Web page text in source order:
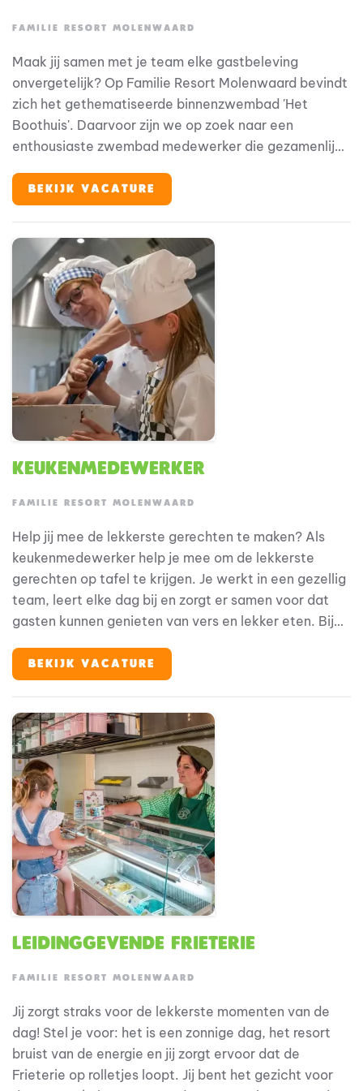
FAMILIE RESORT MOLENWAARD
Maak jij samen met je team elke gastbeleving
onvergetelijk? Op Familie Resort Molenwaard bevindt
zich het gethematiseerde binnenzwembad 'Het
Boothuis'. Daarvoor zijn we op zoek naar een
enthousiaste zwembad medewerker die gezamenlijk
verantwoordelijk is voor het operationeel draaien van
het zwembad. Bij Familie Resort Molenwaard stap je
plezier, ontdekken en jezelf kunnen zijn. En jij? Jij zorgt
ervoor dat elke gast zich welkom voelt vanaf het
eerste moment.
BEKIJK VACATURE
Keukenmedewerker
FAMILIE RESORT MOLENWAARD
Help jij mee de lekkerste gerechten te maken? Als
keukenmedewerker help je mee om de lekkerste
gerechten op tafel te krijgen. Je werkt in een gezellig
team, leert elke dag bij en zorgt er samen voor dat
gasten kunnen genieten van vers en lekker eten. Bij
Fien & Teun, waar alles draait om plezier, ontdekken
en jezelf kunnen zijn. En jij? Jij maakt de vakantie
en een gastvrije sfeer.
BEKIJK VACATURE
Leidinggevende Frieterie
FAMILIE RESORT MOLENWAARD
Jij zorgt straks voor de lekkerste momenten van de
dag! Stel je voor: het is een zonnige dag, het resort
bruist van de energie en jij zorgt ervoor dat de
Frieterie op rolletjes loopt. Jij bent het gezicht voor